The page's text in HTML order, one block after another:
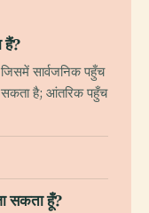
हैं?
सार्वजनिक पहुँच
सकता है; आंतरिक पहुँच
सकता हूँ?